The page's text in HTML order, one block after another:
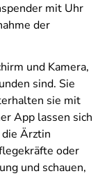
mit Uhr
der
und Kamera,
sind. Sie
sie mit
App lassen sich
Ärztin
oder
und schauen,